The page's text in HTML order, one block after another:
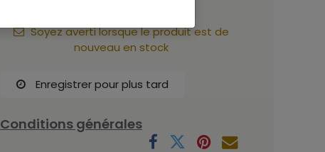
Soyez averti lorsque le produit est de
nouveau en stock
Enregistrer pour plus tard
Conditions générales